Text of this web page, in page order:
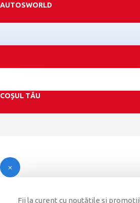
AUTOSWORLD
COȘUL TĂU
Fii la curent cu noutățile și